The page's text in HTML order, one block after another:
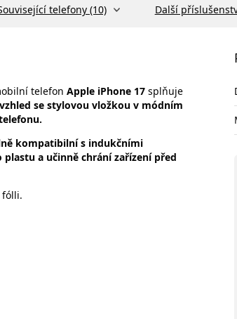
telefony (10) Další
telefon Apple iPhone 17 splňuje
se stylovou vložkou v módním
kompatibilní s indukčními
a učinně chrání zařízení před
fólli.